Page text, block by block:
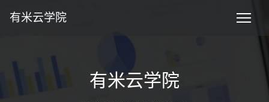
有米云学院
有米云学院